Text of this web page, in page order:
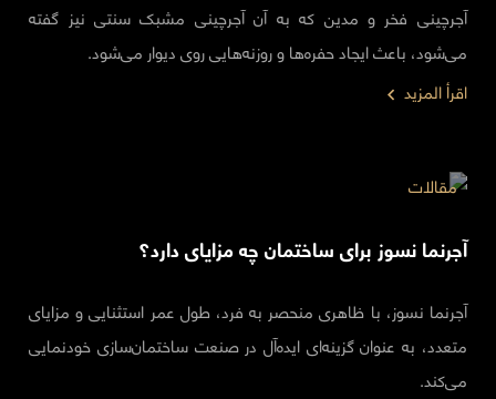
آجرچینی فخر و مدین که به آن آجرچینی مشبک سنتی نیز گفته
می‌شود، باعث ایجاد حفره‌ها و روزنه‌هایی روی دیوار می‌شود.
اقرأ المزيد
آجرنما نسوز برای ساختمان چه مزایای دارد؟
آجرنما نسوز، با ظاهری منحصر به فرد، طول عمر استثنایی و مزایای
متعدد، به عنوان گزینه‌ای ایده‌آل در صنعت ساختمان‌سازی خودنمایی
می‌کند.
مقالات